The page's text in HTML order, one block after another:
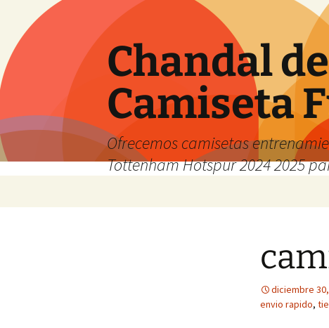
Chandal
Camiseta
Ofrecemos camisetas
Tottenham Hotspur 2024 2025
diciembre
envio rapido,